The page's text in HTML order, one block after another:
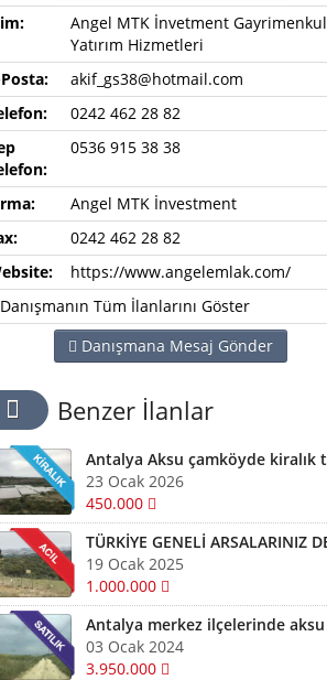
Angel MTK İnvetment Gayrimenkul
Yatırım Hizmetleri
Posta:
akif_gs38@hotmail.com
0242 462 28 82
0536 915 38 38
Angel MTK İnvestment
0242 462 28 82
https://www.angelemlak.com/
Danışmanın Tüm İlanlarını Göster
Danışmana Mesaj Gönder
Benzer İlanlar
23 Ocak 2026
450.000
19 Ocak 2025
1.000.000
03 Ocak 2024
3.950.000